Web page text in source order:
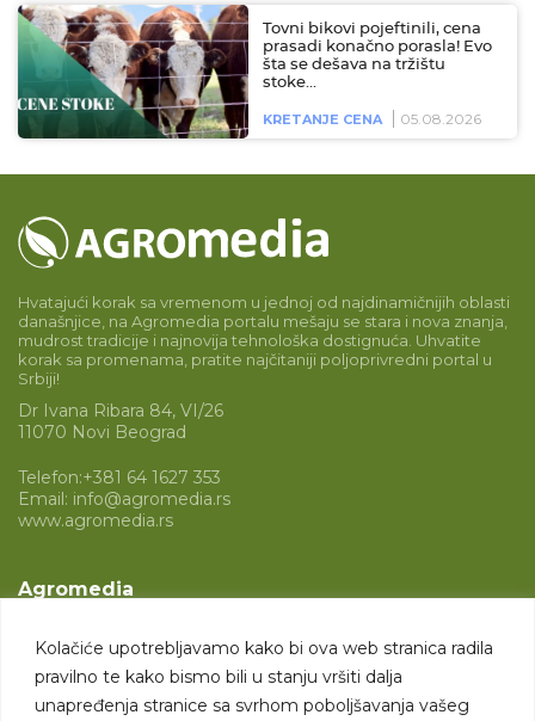
Kolačiće upotrebljavamo kako bi ova web stranica radila
pravilno te kako bismo bili u stanju vršiti dalja
unapređenja stranice sa svrhom poboljšavanja vašeg
Tovni bikovi pojeftinili, cena
prasadi konačno porasla! Evo
šta se dešava na tržištu
stoke…
KRETANJE CENA 05.08.2026
Hvatajući korak sa vremenom u jednoj od najdinamičnijih oblasti
današnjice, na Agromedia portalu mešaju se stara i nova znanja,
mudrost tradicije i najnovija tehnološka dostignuća. Uhvatite
korak sa promenama, pratite najčitaniji poljoprivredni portal u
Srbiji!
Dr Ivana Ribara 84, VI/26
11070 Novi Beograd
Telefon:+381 64 1627 353
Email: info@agromedia.rs
www.agromedia.rs
Agromedia
Svet poljoprivrede
Marketing usluge